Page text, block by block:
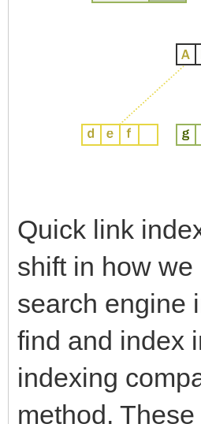
Quick link
shift in how
search engine
find and index
indexing
method.